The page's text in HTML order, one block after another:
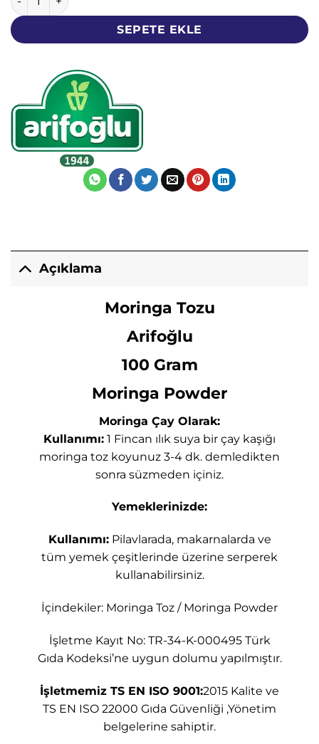
SEPETE EKLE
Açıklama
Moringa Tozu
Arifoğlu
100 Gram
Moringa Powder
Moringa Çay Olarak:
Kullanımı: 1 Fincan ılık suya bir çay kaşığı
moringa toz koyunuz 3-4 dk. demledikten
sonra süzmeden içiniz.
Yemeklerinizde:
Kullanımı:Pilavlarada, makarnalarda ve
tüm yemek çeşitlerinde üzerine serperek
kullanabilirsiniz.
İçindekiler: Moringa Toz / Moringa Powder
İşletme Kayıt No: TR-34-K-000495 Türk
Gıda Kodeksi’ne uygun dolumu yapılmıştır.
İşletmemiz TS EN ISO 9001:2015 Kalite ve
TS EN ISO 22000 Gıda Güvenliği ,Yönetim
belgelerine sahiptir.